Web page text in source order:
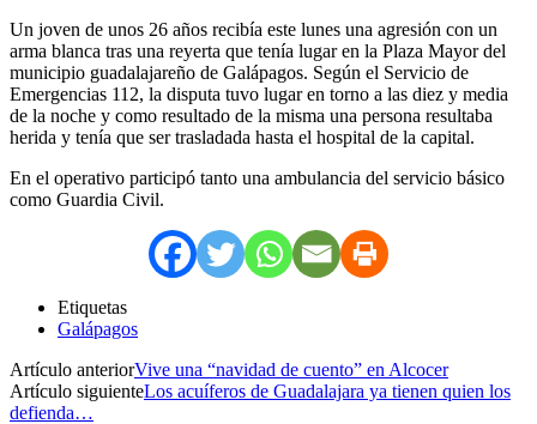
Un joven de unos 26 años recibía este lunes una agresión con un
arma blanca tras una reyerta que tenía lugar en la Plaza Mayor del
municipio guadalajareño de Galápagos. Según el Servicio de
Emergencias 112, la disputa tuvo lugar en torno a las diez y media
de la noche y como resultado de la misma una persona resultaba
herida y tenía que ser trasladada hasta el hospital de la capital.
En el operativo participó tanto una ambulancia del servicio básico
como Guardia Civil.
Etiquetas
Galápagos
Artículo anteriorVive una “navidad de cuento” en Alcocer
Artículo siguienteLos acuíferos de Guadalajara ya tienen quien los
defienda…